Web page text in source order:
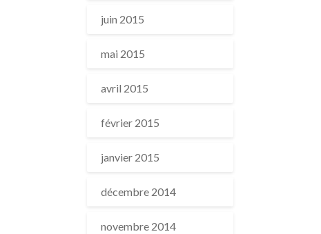
juin 2015
mai 2015
avril 2015
février 2015
janvier 2015
décembre 2014
novembre 2014